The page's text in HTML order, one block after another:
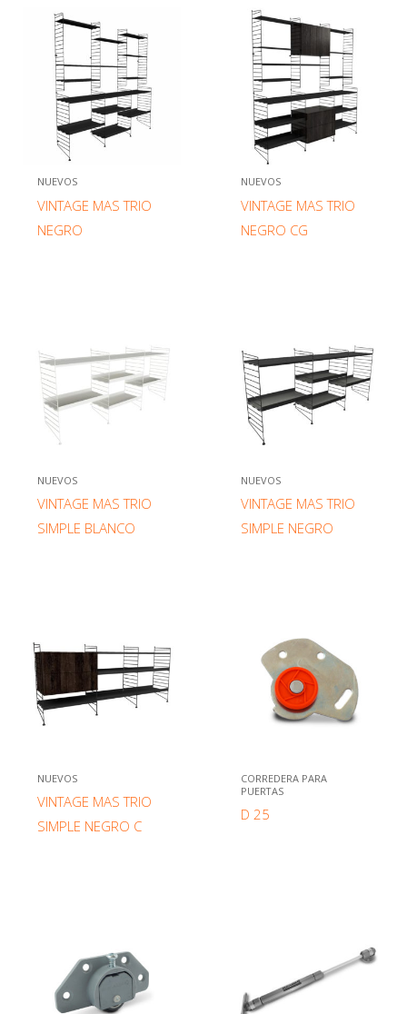
NUEVOS
VINTAGE MAS TRIO
NEGRO
NUEVOS
VINTAGE MAS TRIO
NEGRO CG
NUEVOS
VINTAGE MAS TRIO
SIMPLE BLANCO
NUEVOS
VINTAGE MAS TRIO
SIMPLE NEGRO
NUEVOS
VINTAGE MAS TRIO
SIMPLE NEGRO C
CORREDERA PARA
PUERTAS
D 25